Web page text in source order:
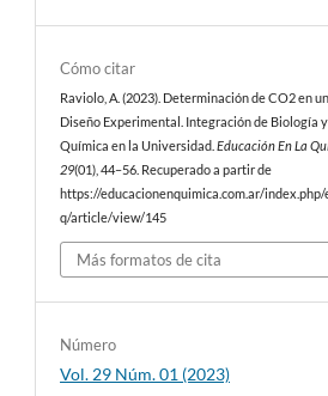
Cómo citar
Raviolo, A. (2023). Determinación de CO2 en un
Diseño Experimental. Integración de Biología y
Química en la Universidad.Educación En La
29(01), 44–56. Recuperado a partir de
https://educacionenquimica.com.ar/index.php/
q/article/view/145
Más formatos de cita
Número
Vol. 29 Núm. 01 (2023)